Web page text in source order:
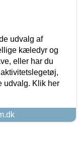
udvalg af
kæledyr og
eller har du
udvalg. Klik her